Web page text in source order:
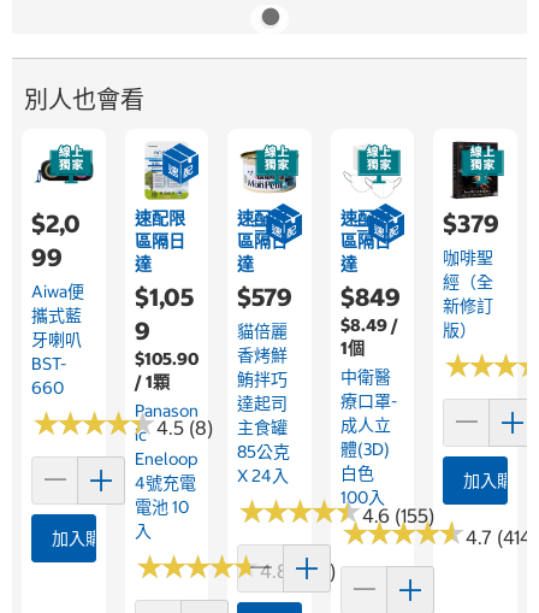
別人也會看
$2,0
99
Aiwa便
攜式藍
牙喇叭
BST-
660
★★★★★
★★★★★4.5 (8)
加入購物車
速配限
區隔日
達
$1,05
9
$105.90
/ 1顆
Panason
Ic
Eneloop
4號充電
電池 10
入
★★★★★
★★★★★4.8 (149)
速配限
區隔日
達
$579
貓倍麗
香烤鮮
鮪拌巧
達起司
主食罐
85公克
X 24入
★★★★★
★★★★★4.6 (155)
速配限
區隔日
達
$849
$8.49 /
1個
中衛醫
療口罩-
成人立
體(3D)
白色
100入
★★★★★
★★★★★4.7 (414)
$379
咖啡聖
經（全
新修訂
版）
★★★
★★★
加入購物